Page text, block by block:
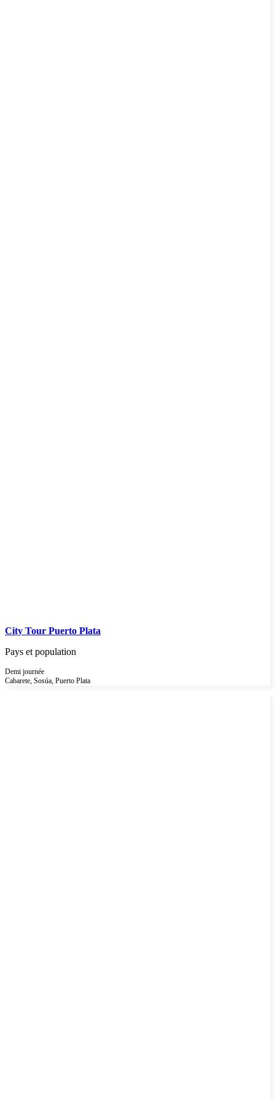
City Tour Puerto Plata
Pays et population
Demi journée
Cabarete, Sosúa, Puerto Plata